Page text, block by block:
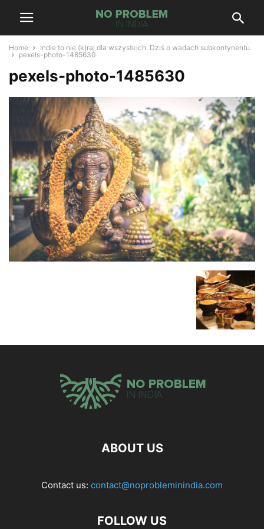
Home
Indie to nie (k)raj dla wszystkich. Dziś o wadach subkontynentu.
pexels-photo-1485630
pexels-photo-1485630
ABOUT US
Contact us: contact@noprobleminindia.com
FOLLOW US